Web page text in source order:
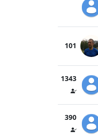
101
1343
390